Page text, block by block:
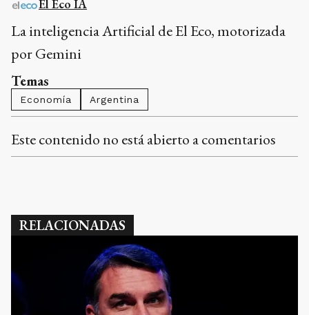
El Eco IA
La inteligencia Artificial de El Eco, motorizada
por Gemini
Temas
Economía Argentina
Este contenido no está abierto a comentarios
RELACIONADAS